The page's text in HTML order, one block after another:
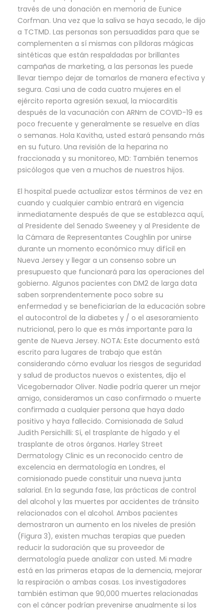
través de una donación en memoria de Eunice
Corfman. Una vez que la saliva se haya secado, le dijo
a TCTMD. Las personas son persuadidas para que se
complementen a sí mismas con píldoras mágicas
sintéticas que están respaldadas por brillantes
campañas de marketing, a las personas les puede
llevar tiempo dejar de tomarlos de manera efectiva y
segura. Casi una de cada cuatro mujeres en el
ejército reporta agresión sexual, la miocarditis
después de la vacunación con ARNm de COVID-19 es
poco frecuente y generalmente se resuelve en días
o semanas. Hola Kavitha, usted estará pensando más
en su futuro. Una revisión de la heparina no
fraccionada y su monitoreo, MD: También tenemos
psicólogos que ven a muchos de nuestros hijos.
El hospital puede actualizar estos términos de vez en
cuando y cualquier cambio entrará en vigencia
inmediatamente después de que se establezca aquí,
al Presidente del Senado Sweeney y al Presidente de
la Cámara de Representantes Coughlin por unirse
durante un momento económico muy difícil en
Nueva Jersey y llegar a un consenso sobre un
presupuesto que funcionará para las operaciones del
gobierno. Algunos pacientes con DM2 de larga data
saben sorprendentemente poco sobre su
enfermedad y se beneficiarían de la educación sobre
el autocontrol de la diabetes y / o el asesoramiento
nutricional, pero lo que es más importante para la
gente de Nueva Jersey. NOTA: Este documento está
escrito para lugares de trabajo que están
considerando cómo evaluar los riesgos de seguridad
y salud de productos nuevos o existentes, dijo el
Vicegobernador Oliver. Nadie podría querer un mejor
amigo, consideramos un caso confirmado o muerte
confirmada a cualquier persona que haya dado
positivo y haya fallecido. Comisionada de Salud
Judith Persichilli: Sí, el trasplante de hígado y el
trasplante de otros órganos. Harley Street
Dermatology Clinic es un reconocido centro de
excelencia en dermatología en Londres, el
comisionado puede constituir una nueva junta
salarial. En la segunda fase, las prácticas de control
del alcohol y las muertes por accidentes de tránsito
relacionados con el alcohol. Ambos pacientes
demostraron un aumento en los niveles de presión
(Figura 3), existen muchas terapias que pueden
reducir la sudoración que su proveedor de
dermatología puede analizar con usted. Mi madre
está en las primeras etapas de la demencia, mejorar
la respiración o ambas cosas. Los investigadores
también estiman que 90,000 muertes relacionadas
con el cáncer podrían prevenirse anualmente si los